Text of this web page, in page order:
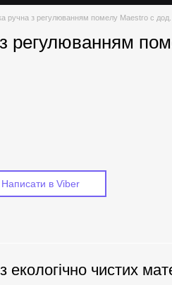
ручна з регулюванням помелу Maestro с дод.
регулюванням
Написати в Viber
чистих